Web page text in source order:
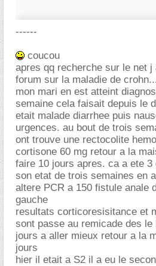
------
coucou
apres qq recherche sur le net j
forum sur la maladie de
mon mari en est atteint
semaine cela faisait depuis le
etait malade diarrhee puis
urgences. au bout de trois
ont trouve une rectocolite
cortisone 60 mg retour a la
faire 10 jours apres. ca a ete
son etat de trois semaines en
altere PCR a 150 fistule anale
gauche
resultats corticoresisitance et
sont passe au remicade des
jours a aller mieux retour a la
jours
hier il etait a S2 il a eu le